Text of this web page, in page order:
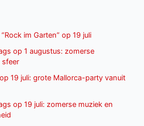
im Garten” op 19 juli
op 1 augustus: zomerse
sfeer
19 juli: grote Mallorca-party vanuit
op 19 juli: zomerse muziek en